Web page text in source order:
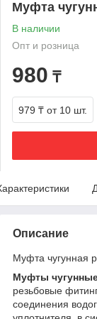
Муфта
В наличии
Опт и розница
980 ₸
979 ₸ от 10 шт.
Описание
Муфта чугунная
Муфты
резьбовые
соединения